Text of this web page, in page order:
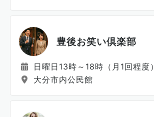
豊後お笑い倶楽部
日曜日13時～18時（月1回程度）
大分市内公民館